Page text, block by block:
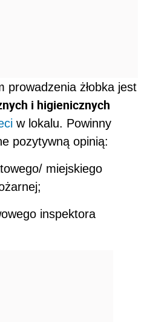
prowadzenia żłobka jest
i higienicznych
w lokalu. Powinny
pozytywną opinią:
miejskiego
inspektora